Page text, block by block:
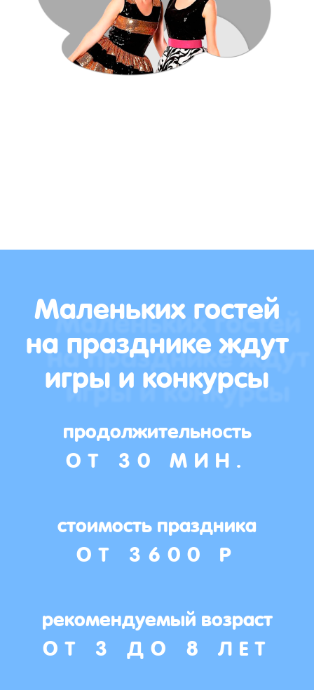
Маленьких гостей
на празднике ждут
игры и конкурсы
продолжительность
ОТ 30 МИН.
стоимость праздника
ОТ 3600 Р
рекомендуемый возраст
ОТ 3 ДО 8 ЛЕТ